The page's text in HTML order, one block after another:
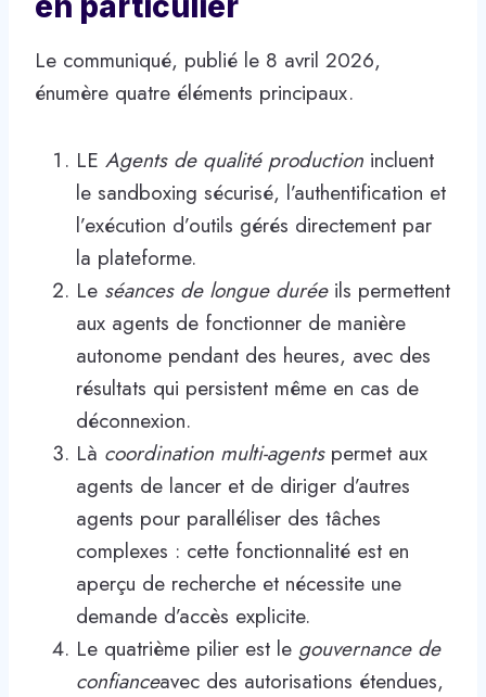
Le communiqué, publié le 8 avril 2026,
énumère quatre éléments principaux.
LE Agents de qualité production incluent
le sandboxing sécurisé, l’authentification et
l’exécution d’outils gérés directement par
la plateforme.
Le séances de longue durée ils permettent
aux agents de fonctionner de manière
autonome pendant des heures, avec des
résultats qui persistent même en cas de
déconnexion.
Là coordination multi-agents permet aux
agents de lancer et de diriger d’autres
agents pour paralléliser des tâches
complexes : cette fonctionnalité est en
aperçu de recherche et nécessite une
demande d’accès explicite.
Le quatrième pilier est le gouvernance de
confianceavec des autorisations étendues,